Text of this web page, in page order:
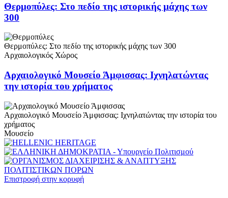
Θερμοπύλες: Στο πεδίο της ιστορικής μάχης των
300
Θερμοπύλες: Στο πεδίο της ιστορικής μάχης των 300
Αρχαιολογικός Χώρος
Αρχαιολογικό Μουσείο Άμφισσας: Ιχνηλατώντας
την ιστορία του χρήματος
Αρχαιολογικό Μουσείο Άμφισσας: Ιχνηλατώντας την ιστορία του
χρήματος
Μουσείο
Επιστροφή στην κορυφή